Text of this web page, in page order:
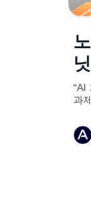
“AI
과